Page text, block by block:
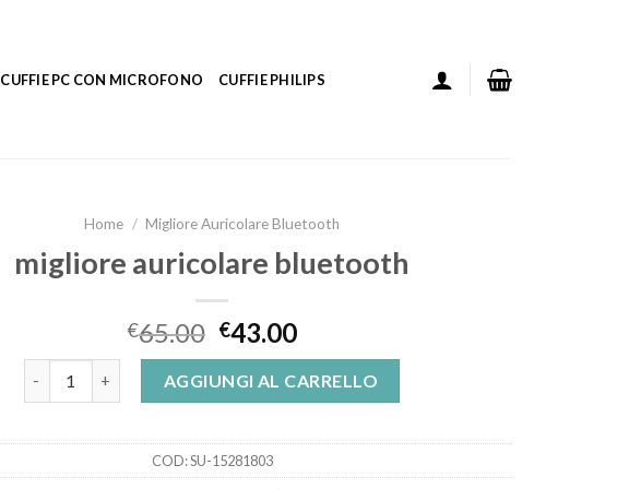
CUFFIE PC CON MICROFONO CUFFIE PHILIPS
Home / Migliore Auricolare Bluetooth
migliore auricolare bluetooth
€65.00 €43.00
AGGIUNGI AL CARRELLO
COD:SU-15281803